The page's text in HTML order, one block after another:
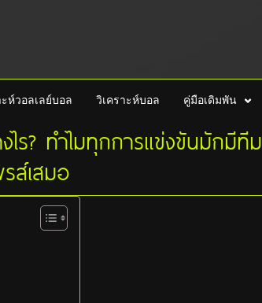
ะห์วอลเลย์บอล วิเคราะห์บอล คู่มือเดิมพัน
ไร? ทำไมทุกการแข่งขันมักมีทีม
ส์เสมอ